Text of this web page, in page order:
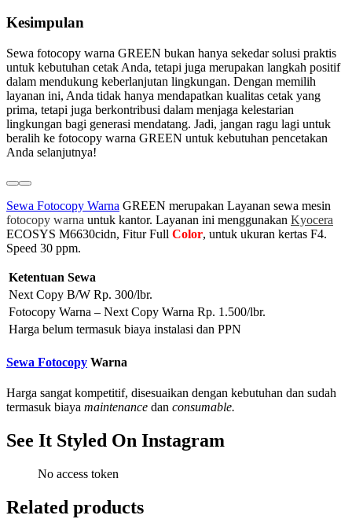
Kesimpulan
Sewa fotocopy warna GREEN bukan hanya sekedar solusi praktis
untuk kebutuhan cetak Anda, tetapi juga merupakan langkah positif
dalam mendukung keberlanjutan lingkungan. Dengan memilih
layanan ini, Anda tidak hanya mendapatkan kualitas cetak yang
prima, tetapi juga berkontribusi dalam menjaga kelestarian
lingkungan bagi generasi mendatang. Jadi, jangan ragu lagi untuk
beralih ke fotocopy warna GREEN untuk kebutuhan pencetakan
Anda selanjutnya!
Sewa Fotocopy Warna GREEN merupakan Layanan sewa mesin
fotocopy warna untuk kantor. Layanan ini menggunakan Kyocera
ECOSYS M6630cidn, Fitur Full Color, untuk ukuran kertas F4.
Speed 30 ppm.
Ketentuan Sewa
Next Copy B/W Rp. 300/lbr.
Fotocopy Warna – Next Copy Warna Rp. 1.500/lbr.
Harga belum termasuk biaya instalasi dan PPN
Sewa Fotocopy Warna
Harga sangat kompetitif, disesuaikan dengan kebutuhan dan sudah
termasuk biaya maintenance dan consumable.
See It Styled On Instagram
No access token
Related products